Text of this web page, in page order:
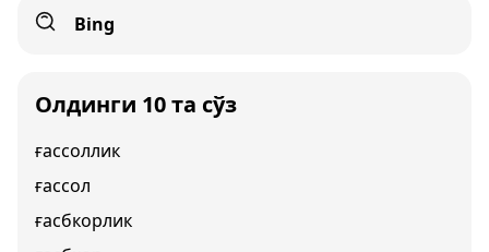
Bing
Олдинги 10 та сўз
ғассоллик
ғассол
ғасбкорлик